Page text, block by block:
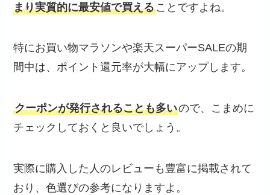
まり実質的に最安値で買えることですよね。
特にお買い物マラソンや楽天スーパーSALEの期
間中は、ポイント還元率が大幅にアップします。
クーポンが発行されることも多いので、こまめに
チェックしておくと良いでしょう。
実際に購入した人のレビューも豊富に掲載されて
おり、色選びの参考になりますよ。